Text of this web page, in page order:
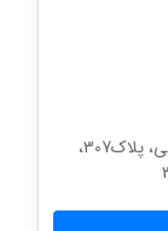
خیابان فاطمی غربی، بعد از سیندخت شمالی، پلاک307،